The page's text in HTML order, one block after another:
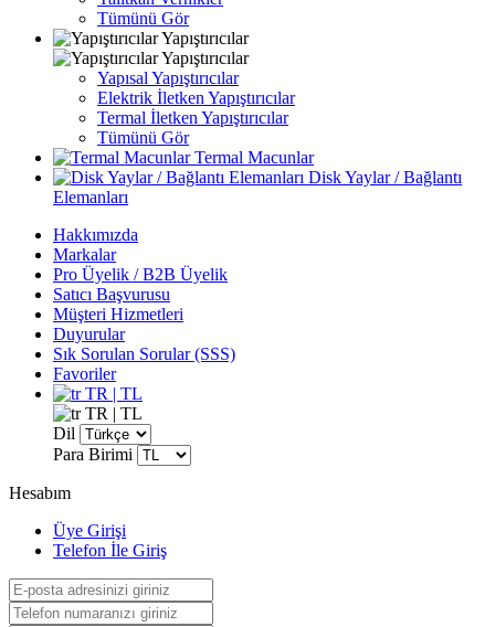
Tümünü Gör
Yapıştırıcılar
Yapıştırıcılar
Yapısal Yapıştırıcılar
Elektrik İletken Yapıştırıcılar
Termal İletken Yapıştırıcılar
Tümünü Gör
Termal Macunlar
Disk Yaylar / Bağlantı
Elemanları
Hakkımızda
Markalar
Pro Üyelik / B2B Üyelik
Satıcı Başvurusu
Müşteri Hizmetleri
Duyurular
Sık Sorulan Sorular (SSS)
Favoriler
TR | TL
TR | TL
Dil
Para Birimi
Hesabım
Üye Girişi
Telefon İle Giriş